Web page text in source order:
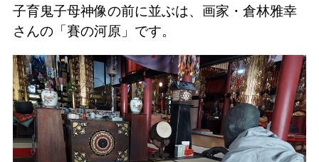
子育鬼子母神像の前に並ぶは、画家・倉林雅幸
さんの「賽の河原」です。